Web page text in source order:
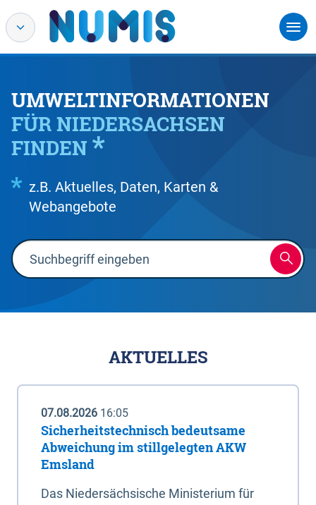
UMWELTINFORMATIONEN
FÜR NIEDERSACHSEN
FINDEN
z.B. Aktuelles, Daten, Karten &
Webangebote
AKTUELLES
07.08.2026 16:05
Sicherheitstechnisch bedeutsame
Abweichung im stillgelegten AKW
Emsland
Das Niedersächsische Ministerium für